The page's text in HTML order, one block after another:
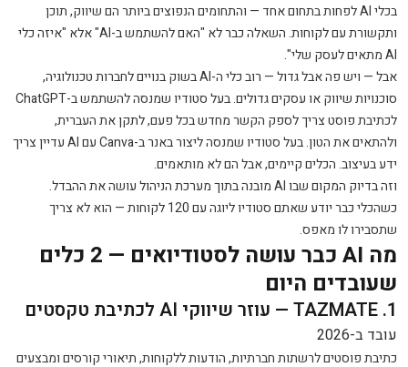
בכלי AI לפחות בתחום אחד — והתחומים הנפוצים ביותר הם שיווק, תוכן
ותקשורת עם לקוחות. השאלה כבר לא "האם להשתמש ב-AI" אלא "איזה כלי
AI מתאים לעסק שלי".
אבל — ויש פה אבל גדול — רוב כלי ה-AI בשוק בנויים לחברות טכנולוגיה,
סוכנויות שיווק או עסקים גדולים. בעל סטודיו שמנסה להשתמש ב-ChatGPT
לכתיבת פוסט צריך לספק הקשר מחדש בכל פעם, לתקן את העברית,
ולהתאים את הטון. בעל סטודיו שמנסה ליצור באנר ב-Canva עם AI עדיין צריך
ידע בעיצוב. הכלים קיימים, אבל הם לא מותאמים.
וזה בדיוק המקום שבו AI מובנה בתוך מערכת הניהול עושה את ההבדל.
כשהכלי כבר יודע שאתם סטודיו ליוגה עם 120 לקוחות — הוא לא צריך
שתסבירו לו מאפס.
מה AI כבר עושה לסטודיואים — 2 כלים
שעובדים היום
1. TAZMATE — עוזר שיווקי AI לכתיבת טקסטים
עובד ב-2026
כתיבת פוסטים לרשתות חברתיות, הודעות ללקוחות, תיאורי קורסים ומבצעים